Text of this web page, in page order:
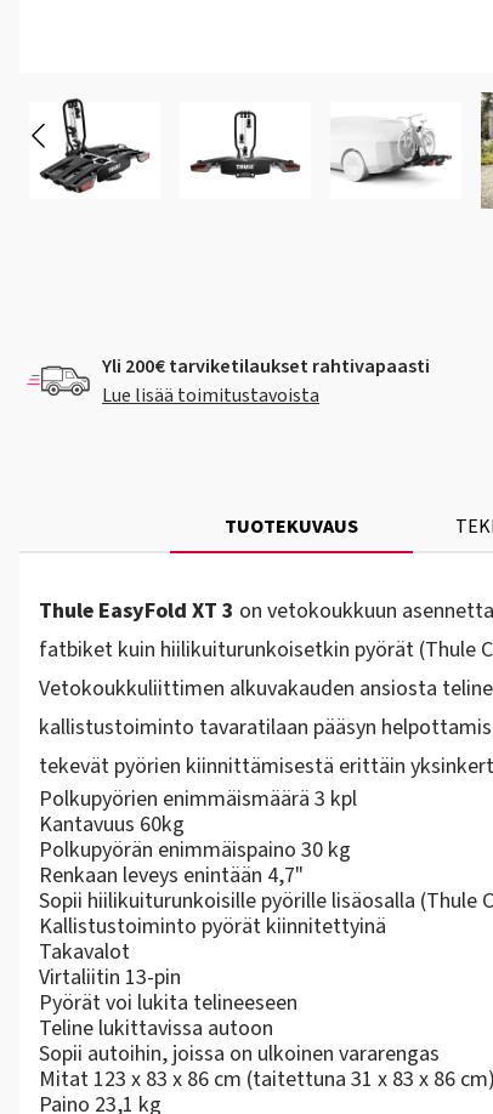
Yli 200€ tarviketilaukset rahtivapaasti
Lue lisää toimitustavoista
TUOTEKUVAUS
Thule EasyFold XT 3 on vetokoukkuun
fatbiket kuin hiilikuiturunkoisetkin pyörät (Thule
Vetokoukkuliittimen alkuvakauden ansiosta
kallistustoiminto tavaratilaan pääsyn
tekevät pyörien kiinnittämisestä erittäin
Polkupyörien enimmäismäärä 3 kpl
Kantavuus 60kg
Polkupyörän enimmäispaino 30 kg
Renkaan leveys enintään 4,7"
Sopii hiilikuiturunkoisille pyörille lisäosalla (Thule
Kallistustoiminto pyörät kiinnitettyinä
Takavalot
Virtaliitin 13-pin
Pyörät voi lukita telineeseen
Teline lukittavissa autoon
Sopii autoihin, joissa on ulkoinen vararengas
Mitat 123 x 83 x 86 cm (taitettuna 31 x 83 x 86 cm)
Paino 23,1 kg